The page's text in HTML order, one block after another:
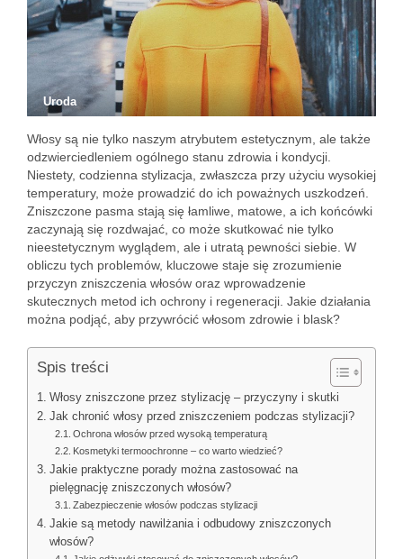
Uroda
Włosy są nie tylko naszym atrybutem estetycznym, ale także
odzwierciedleniem ogólnego stanu zdrowia i kondycji.
Niestety, codzienna stylizacja, zwłaszcza przy użyciu wysokiej
temperatury, może prowadzić do ich poważnych uszkodzeń.
Zniszczone pasma stają się łamliwe, matowe, a ich końcówki
zaczynają się rozdwajać, co może skutkować nie tylko
nieestetycznym wyglądem, ale i utratą pewności siebie. W
obliczu tych problemów, kluczowe staje się zrozumienie
przyczyn zniszczenia włosów oraz wprowadzenie
skutecznych metod ich ochrony i regeneracji. Jakie działania
można podjąć, aby przywrócić włosom zdrowie i blask?
Spis treści
Włosy zniszczone przez stylizację – przyczyny i skutki
Jak chronić włosy przed zniszczeniem podczas stylizacji?
Ochrona włosów przed wysoką temperaturą
Kosmetyki termoochronne – co warto wiedzieć?
Jakie praktyczne porady można zastosować na
pielęgnację zniszczonych włosów?
Zabezpieczenie włosów podczas stylizacji
Jakie są metody nawilżania i odbudowy zniszczonych
włosów?